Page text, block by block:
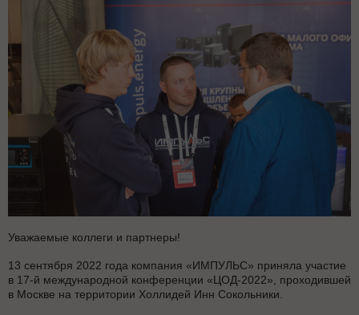
Уважаемые коллеги и партнеры!
13 сентября 2022 года компания «ИМПУЛЬС» приняла участие
в 17-й международной конференции «ЦОД-2022», проходившей
в Москве на территории Холлидей Инн Сокольники.